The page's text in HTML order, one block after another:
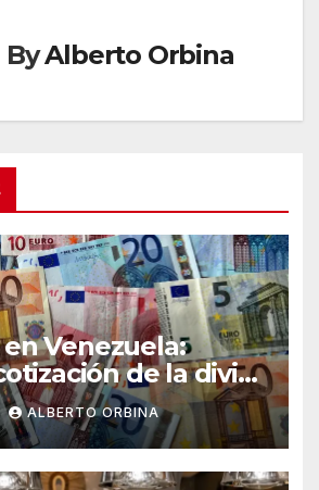
ByAlberto Orbina
Venezuela:
de la divisa
8 de agosto de
ALBERTO ORBINA